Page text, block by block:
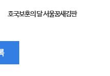
호국보훈의 달 서울꿈새김판